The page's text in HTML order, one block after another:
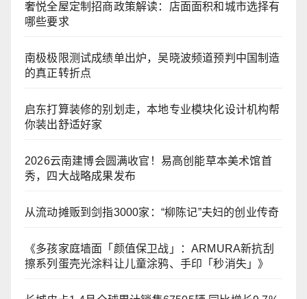
奢悦全屋定制招商政策解读：店面面积和城市选择有
哪些要求
南极极限测试成绩单出炉，吴晓波频道预判中国制造
的真正转折点
启东打算装修的别划走，本地专业模块化设计机构帮
你装出舒适好家
2026云南建博会圆满收官！易高创能草本美术馆首
秀，四大战略成果发布
从流动摊贩到剑指3000家：“柳陈记”夫妇的创业传奇
《多孩家庭墙面「颜值保卫战」：ARMURA新抗刮
擦系列蛋壳光涂料让儿童涂鸦、手印「秒消失」》